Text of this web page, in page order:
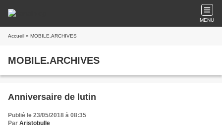
MENU
Accueil » MOBILE.ARCHIVES
MOBILE.ARCHIVES
Anniversaire de lutin
Publié le 23/05/2018 à 08:35
Par Aristobulle